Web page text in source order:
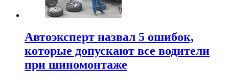
Автоэксперт назвал 5 ошибок,
которые допускают все водители
при шиномонтаже